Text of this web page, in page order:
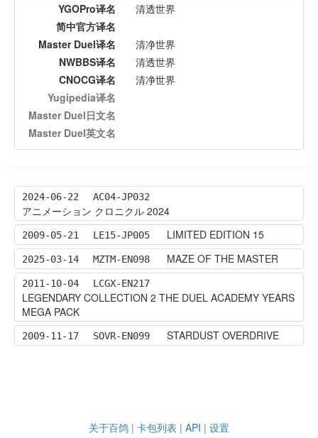
YGOPro译名
清透世界
简中官方译名
Master Duel译名
清净世界
NWBBS译名
清透世界
CNOCG译名
清净世界
Yugipedia译名
Master Duel日文名
Master Duel英文名
2024-06-22 AC04-JP032
アニメーション クロニクル 2024
2009-05-21 LE15-JP005 LIMITED EDITION 15
2025-03-14 MZTM-EN098 MAZE OF THE MASTER
2011-10-04 LCGX-EN217
LEGENDARY COLLECTION 2 THE DUEL ACADEMY YEARS
MEGA PACK
2009-11-17 SOVR-EN099 STARDUST OVERDRIVE
关于百鸽 | 卡包列表 | API | 设置